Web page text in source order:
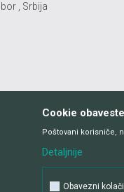
, Srbija
Cookie
Poštovani korisniče,
Detaljnije
Obavezni